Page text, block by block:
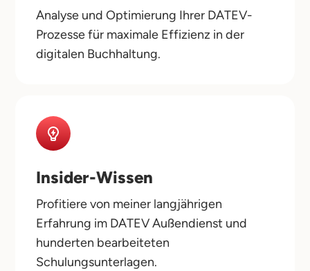
Analyse und Optimierung Ihrer DATEV-
Prozesse für maximale Effizienz in der
digitalen Buchhaltung.
Insider-Wissen
Profitiere von meiner langjährigen
Erfahrung im DATEV Außendienst und
hunderten bearbeiteten
Schulungsunterlagen.